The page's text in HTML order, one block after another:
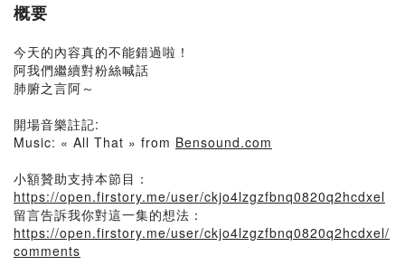
概要
今天的內容真的不能錯過啦！
阿我們繼續對粉絲喊話
肺腑之言阿～
開場音樂註記:
Music: « All That » from Bensound.com
小額贊助支持本節目：
https://open.firstory.me/user/ckjo4lzgzfbnq0820q2hcdxel
留言告訴我你對這一集的想法：
https://open.firstory.me/user/ckjo4lzgzfbnq0820q2hcdxel/
comments